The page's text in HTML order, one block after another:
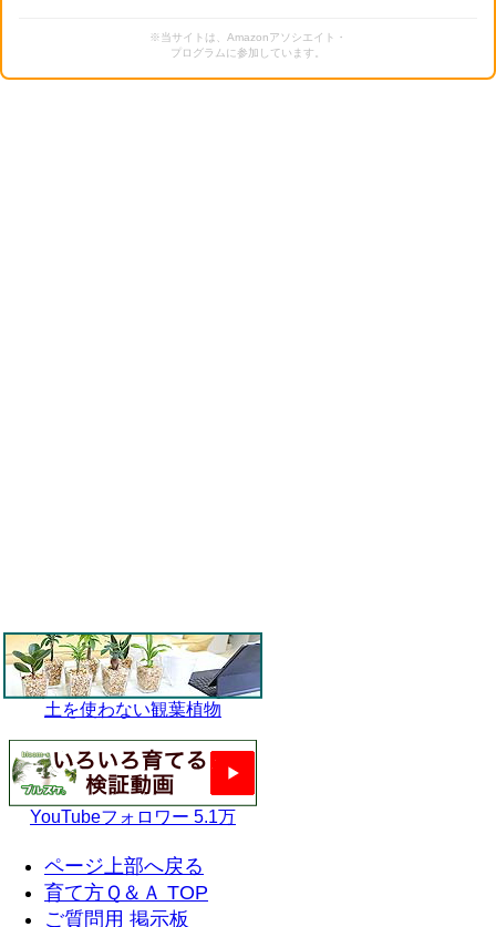
※当サイトは、Amazonアソシエイト・
プログラムに参加しています。
土を使わない観葉植物
YouTubeフォロワー 5.1万
ページ上部へ戻る
育て方Ｑ＆Ａ TOP
ご質問用 掲示板